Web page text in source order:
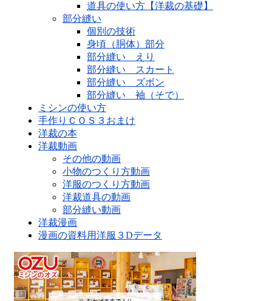
道具の使い方【洋裁の基礎】
部分縫い
個別の技術
身頃（胴体）部分
部分縫い えり
部分縫い スカート
部分縫い ズボン
部分縫い 袖（そで）
ミシンの使い方
手作りＣＯＳ３おまけ
洋裁の本
洋裁動画
その他の動画
小物のつくり方動画
洋服のつくり方動画
洋裁道具の動画
部分縫い動画
洋裁漫画
漫画の資料用洋服３Dデータ